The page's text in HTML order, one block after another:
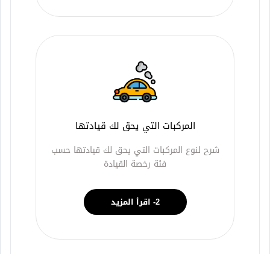
المركبات التي يحق لك قيادتها
شرح لنوع المركبات التي يحق لك قيادتها حسب
فئة رخصة القيادة
2- اقرأ المزيد